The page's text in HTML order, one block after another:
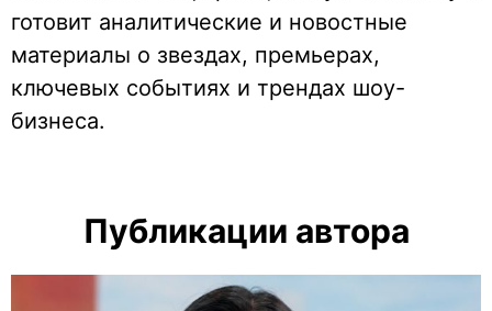
готовит аналитические и новостные
материалы о звездах, премьерах,
ключевых событиях и трендах шоу-
бизнеса.
Публикации автора